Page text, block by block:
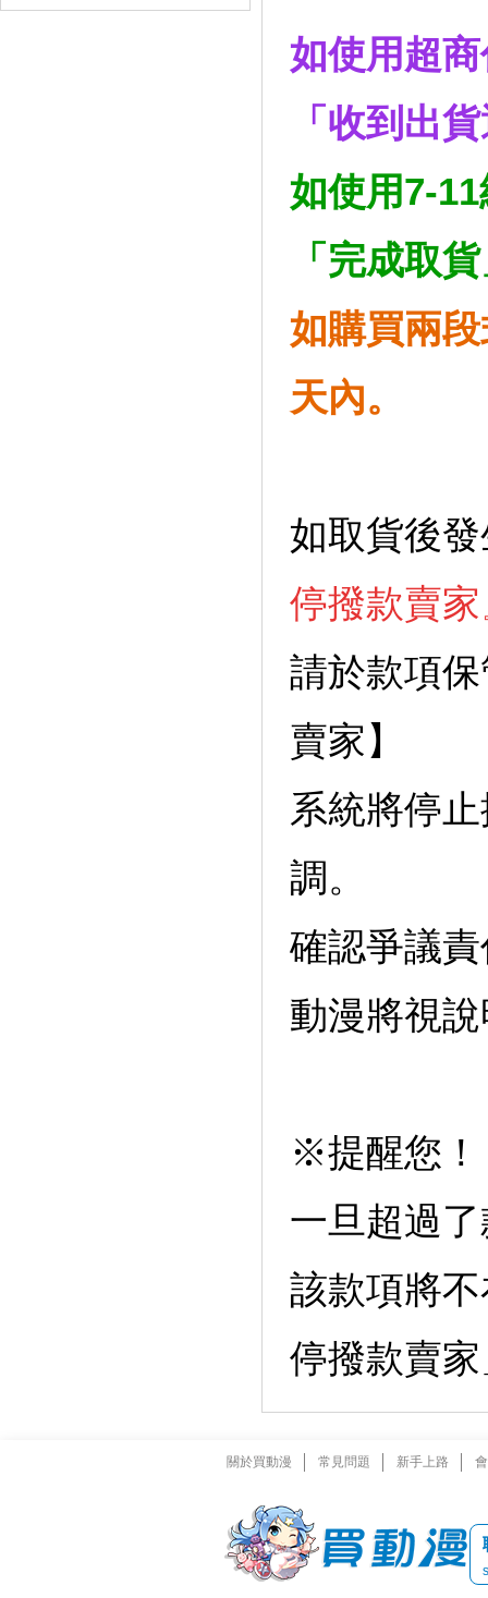
如使用超
「收到出
如使用7-
「完成取
如購買兩
天內。
如取貨後
停撥款賣
請於款項
賣家】
系統將停
調。
確認爭議
動漫將視
※提醒您！
一旦超過
該款項將
停撥款賣
關於買動漫 常見問題 新手上路